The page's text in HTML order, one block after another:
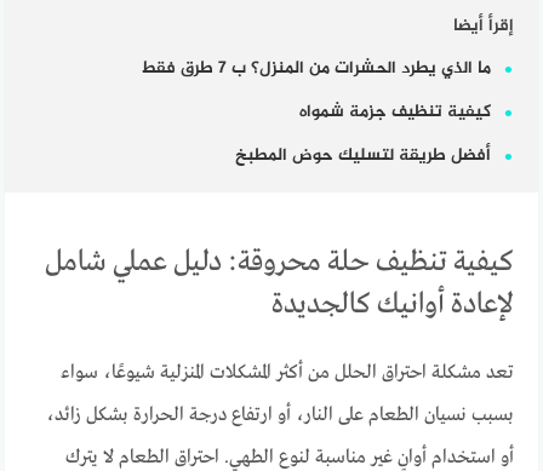
إقرأ أيضا
ما الذي يطرد الحشرات من المنزل؟ ب 7 طرق فقط
كيفية تنظيف جزمة شمواه
أفضل طريقة لتسليك حوض المطبخ
كيفية تنظيف حلة محروقة: دليل عملي شامل
لإعادة أوانيك كالجديدة
تعد مشكلة احتراق الحلل من أكثر المشكلات المنزلية شيوعًا، سواء
بسبب نسيان الطعام على النار، أو ارتفاع درجة الحرارة بشكل زائد،
أو استخدام أوانٍ غير مناسبة لنوع الطهي. احتراق الطعام لا يترك